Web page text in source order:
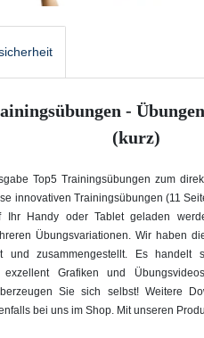
-
(kurz)
Top5 Trainingsübungen zum
innovativen Trainingsübungen (11
Handy oder Tablet geladen
Übungsvariationen. Wir haben
und zusammengestellt. Es
exzellent Grafiken und
Sie sich selbst! Weitere
bei uns im Shop. Mit unseren